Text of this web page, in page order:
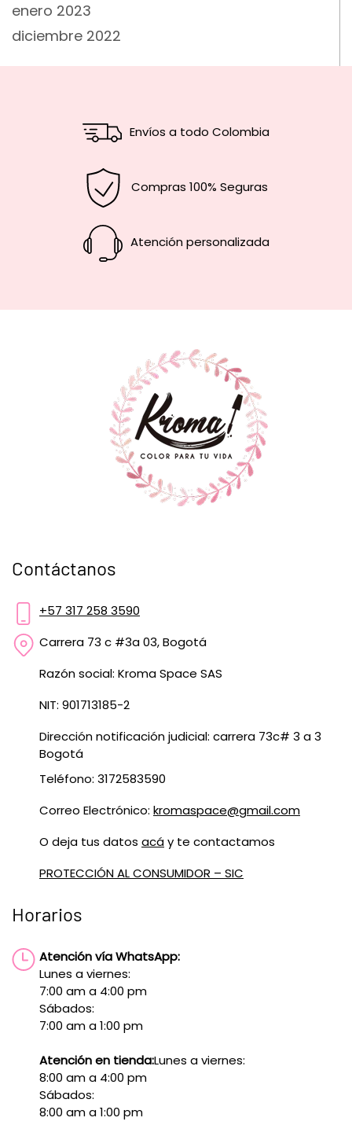
enero 2023
diciembre 2022
Envíos a todo Colombia
Compras 100% Seguras
Atención personalizada
Contáctanos
+57 317 258 3590
Carrera 73 c #3a 03, Bogotá
Razón social: Kroma Space SAS
NIT: 901713185-2
Dirección notificación judicial: carrera 73c# 3 a 3
Bogotá
Teléfono: 3172583590
Correo Electrónico: kromaspace@gmail.com
O deja tus datos acáy te contactamos
PROTECCIÓN AL CONSUMIDOR – SIC
Horarios
Atención vía WhatsApp:
Lunes a viernes:
7:00 am a 4:00 pm
Sábados:
7:00 am a 1:00 pm
Atención en tienda:Lunes a viernes:
8:00 am a 4:00 pm
Sábados:
8:00 am a 1:00 pm